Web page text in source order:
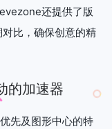
还提供了版
比，确保创意的精
的加速器
先及图形中心的特